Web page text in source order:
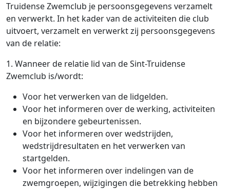
Truidense Zwemclub je persoonsgegevens verzamelt
en verwerkt. In het kader van de activiteiten die club
uitvoert, verzamelt en verwerkt zij persoonsgegevens
van de relatie:
1. Wanneer de relatie lid van de Sint-Truidense
Zwemclub is/wordt:
Voor het verwerken van de lidgelden.
Voor het informeren over de werking, activiteiten
en bijzondere gebeurtenissen.
Voor het informeren over wedstrijden,
wedstrijdresultaten en het verwerken van
startgelden.
Voor het informeren over indelingen van de
zwemgroepen, wijzigingen die betrekking hebben